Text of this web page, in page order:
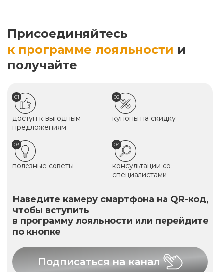
Присоединяйтесь
к программе лояльности и
получайте
01
доступ к выгодным
предложениям
02
купоны на скидку
03
полезные советы
04
консультации со
специалистами
Наведите камеру смартфона на QR-код,
чтобы вступить
в программу лояльности или перейдите
по кнопке
Подписаться на канал